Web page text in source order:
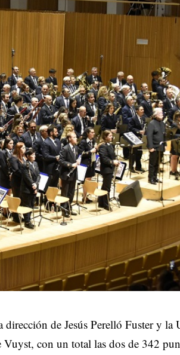
de Jesús Perelló Fuster y la
con un total las dos de 342